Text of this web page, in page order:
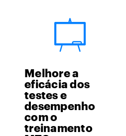
Melhore a
eficácia dos
testes e
desempenho
com o
treinamento